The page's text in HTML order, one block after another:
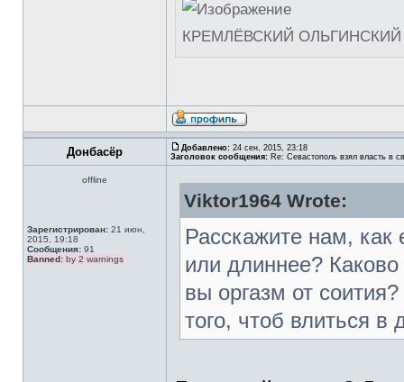
КРЕМЛЁВСКИЙ
Донбасёр Добавлено: 24 сен, 2015, 23:18
Заголовок сообщения: Re: Севастополь взял власть в
offline
Зарегистрирован: 21 июн,
2015, 19:18
Сообщения: 91
Banned: by 2 warnings
Viktor1964 Wrote:
Расскажите нам, как
или длиннее?
вы оргазм от
того, чтоб влиться